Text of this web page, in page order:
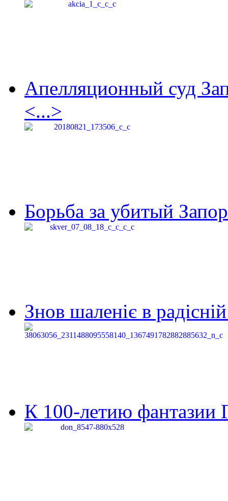
Апелляционный суд
<...>
Борьба за убитый
Знов шаленіє в
К 100-летию фантазии